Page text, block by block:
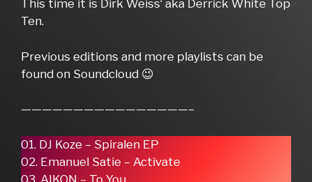
This time it is Dirk Weiss‘ aka Derrick White Top
Ten.
Previous editions and more playlists can be
found on Soundcloud 😉
————————————————–
01. DJ Koze – Spiralen EP
02. Emanuel Satie – Activate
03. AIKON – To You